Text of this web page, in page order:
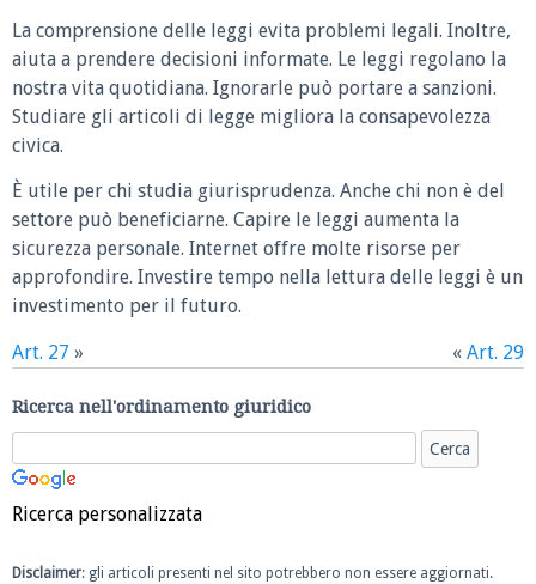
La comprensione delle leggi evita problemi legali. Inoltre,
aiuta a prendere decisioni informate. Le leggi regolano la
nostra vita quotidiana. Ignorarle può portare a sanzioni.
Studiare gli articoli di legge migliora la consapevolezza
civica.
È utile per chi studia giurisprudenza. Anche chi non è del
settore può beneficiarne. Capire le leggi aumenta la
sicurezza personale. Internet offre molte risorse per
approfondire. Investire tempo nella lettura delle leggi è un
investimento per il futuro.
Art. 27 » « Art. 29
Ricerca nell'ordinamento giuridico
Ricerca personalizzata
Disclaimer: gli articoli presenti nel sito potrebbero non essere aggiornati.